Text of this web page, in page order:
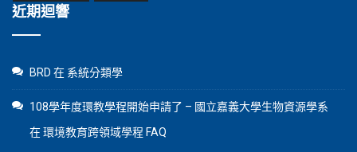
近期迴響
BRD 在 系統分類學
108學年度環教學程開始申請了 – 國立嘉義大學生物資源學系
在環境教育跨領域學程 FAQ